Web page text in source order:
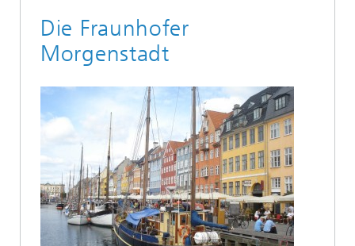
Die Fraunhofer
Morgenstadt